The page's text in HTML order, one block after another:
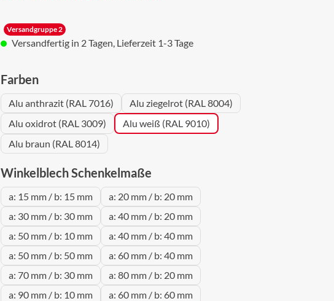
Versandgruppe 2
Versandfertig in 2 Tagen, Lieferzeit 1-3 Tage
Farbenauswählen
Alu anthrazit (RAL 7016)
Alu ziegelrot (RAL 8004)
Alu oxidrot (RAL 3009)
Alu weiß (RAL 9010)
Alu braun (RAL 8014)
Winkelblech Schenkelmaßeauswählen
a: 15 mm / b: 15 mm
a: 20 mm / b: 20 mm
a: 30 mm / b: 30 mm
a: 40 mm / b: 20 mm
a: 50 mm / b: 10 mm
a: 40 mm / b: 40 mm
a: 50 mm / b: 50 mm
a: 60 mm / b: 40 mm
a: 70 mm / b: 30 mm
a: 80 mm / b: 20 mm
a: 90 mm / b: 10 mm
a: 60 mm / b: 60 mm